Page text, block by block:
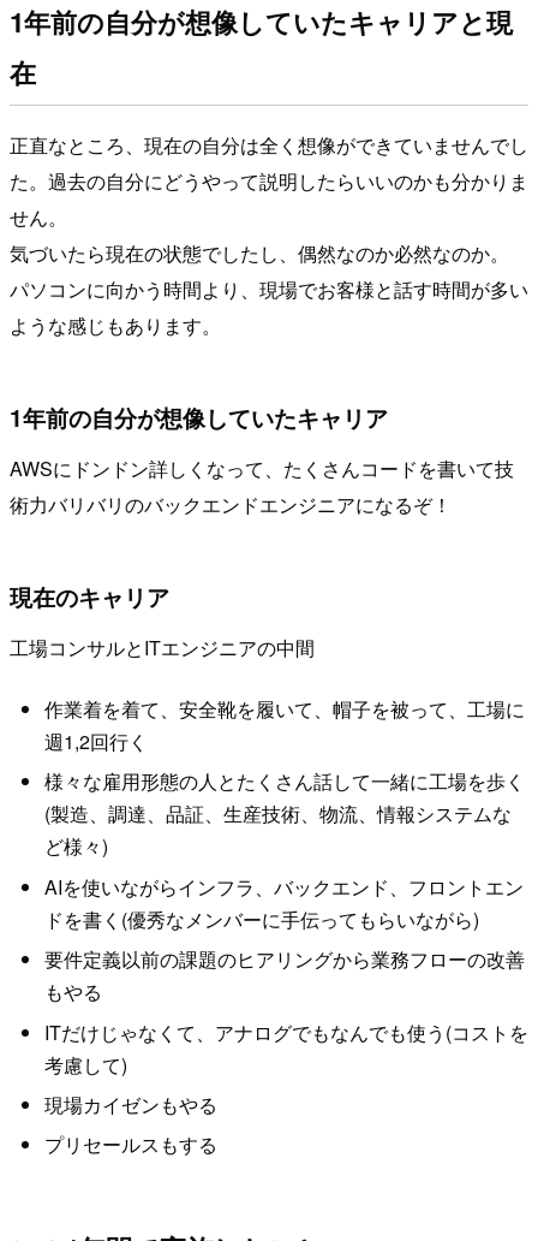
1年前の自分が想像していたキャリアと現
在
正直なところ、現在の自分は全く想像ができていませんでし
た。過去の自分にどうやって説明したらいいのかも分かりま
せん。
気づいたら現在の状態でしたし、偶然なのか必然なのか。
パソコンに向かう時間より、現場でお客様と話す時間が多い
ような感じもあります。
1年前の自分が想像していたキャリア
AWSにドンドン詳しくなって、たくさんコードを書いて技
術力バリバリのバックエンドエンジニアになるぞ！
現在のキャリア
工場コンサルとITエンジニアの中間
作業着を着て、安全靴を履いて、帽子を被って、工場に
週1,2回行く
様々な雇用形態の人とたくさん話して一緒に工場を歩く
(製造、調達、品証、生産技術、物流、情報システムな
ど様々)
AIを使いながらインフラ、バックエンド、フロントエン
ドを書く(優秀なメンバーに手伝ってもらいながら)
要件定義以前の課題のヒアリングから業務フローの改善
もやる
ITだけじゃなくて、アナログでもなんでも使う(コストを
考慮して)
現場カイゼンもやる
プリセールスもする